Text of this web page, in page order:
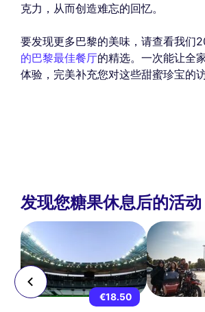
克力，从而创造难忘的回忆。
要发现更多巴黎的美味，请查看我们
的巴黎最佳餐厅的精选。一次能让全
体验，完美补充您对这些甜蜜珍宝的
发现您糖果休息后的活动
€18.50